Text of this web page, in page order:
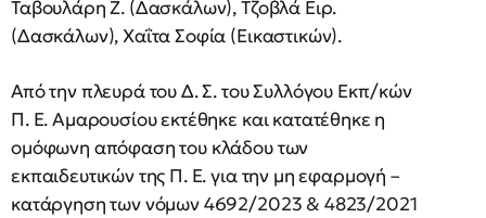
Ταβουλάρη Ζ. (Δασκάλων), Τζοβλά Ειρ.
(Δασκάλων), Χαΐτα Σοφία (Εικαστικών).
Από την πλευρά του Δ. Σ. του Συλλόγου Εκπ/κών
Π. Ε. Αμαρουσίου εκτέθηκε και κατατέθηκε η
ομόφωνη απόφαση του κλάδου των
εκπαιδευτικών της Π. Ε. για την μη εφαρμογή –
κατάργηση των νόμων 4692/2023 & 4823/2021